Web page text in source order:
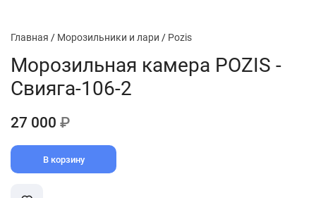
Главная / Морозильники и лари / Pozis
Морозильная камера POZIS -
Свияга-106-2
27 000 ₽
В корзину